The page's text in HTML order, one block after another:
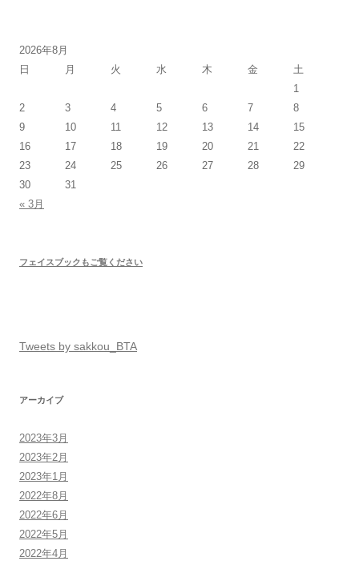
2026年8月
日
月 火 水 木 金
土
1
2
3 4 5 6 7
8
9
10 11 12 13 14
15
16
17 18 19 20 21
22
23
24 25 26 27 28
29
30
31
« 3月
フェイスブックもご覧ください
Tweets by sakkou_BTA
アーカイブ
2023年3月
2023年2月
2023年1月
2022年8月
2022年6月
2022年5月
2022年4月